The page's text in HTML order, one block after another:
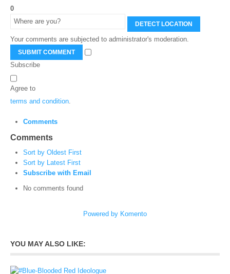
0
DETECT LOCATION
Your comments are subjected to administrator's moderation.
SUBMIT COMMENT
Subscribe
Agree to
terms and condition
Comments
Comments
Sort by Oldest First
Sort by Latest First
Subscribe with Email
No comments found
Powered by Komento
YOU MAY ALSO LIKE: